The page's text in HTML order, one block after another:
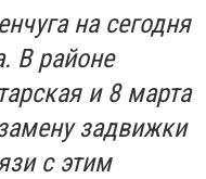
на сегодня
В районе
и 8 марта
задвижки
с этим